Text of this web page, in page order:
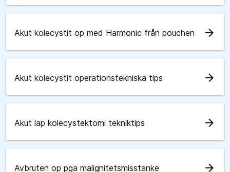
Akut kolecystit op med Harmonic från pouchen arrow_forward
Akut kolecystit operationstekniska tips arrow_forward
Akut lap kolecystektomi tekniktips arrow_forward
Avbruten op pga malignitetsmisstanke arrow_forward